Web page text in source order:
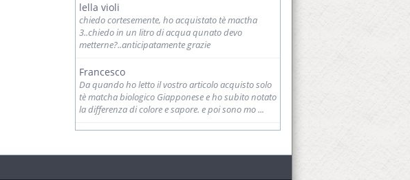
lella violi
chiedo cortesemente, ho acquistato tè mactha
3..chiedo in un litro di acqua qunato devo
metterne?..anticipatamente grazie
Francesco
Da quando ho letto il vostro articolo acquisto solo
tè matcha biologico Giapponese e ho subito notato
la differenza di colore e sapore. e poi sono mo ...